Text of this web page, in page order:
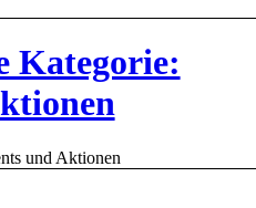
Kategorie:
und Aktionen